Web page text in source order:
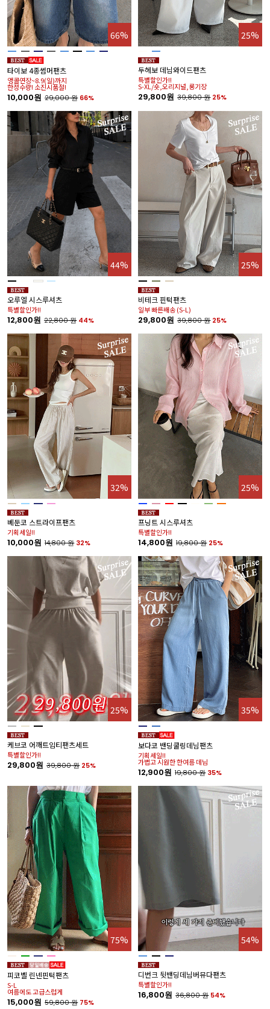
66%
타이보 4종썸머팬츠
앵콜연장~8.9(일)까지
한정수량! 소진시품절!
10,000원 29,000원 66%
25%
두헤보 데님와이드팬츠
특별할인가!!
S-XL/숏,오리지널,롱기장
29,800원 39,800원 25%
44%
오루엘 시스루셔츠
특별할인가!!
12,800원 22,800원 44%
25%
비테크 핀턱팬츠
일부 빠른배송 (S-L)
29,800원 39,800원 25%
32%
베둔코 스트라이프팬츠
기획세일!!
10,000원 14,800원 32%
25%
프닝트 시스루셔츠
특별할인가!!
14,800원 19,800원 25%
25%
케브코 어깨트임티팬츠세트
특별할인가!!
29,800원 39,800원 25%
35%
보다코 밴딩쿨링데님팬츠
기획세일!!
가볍고 시원한 한여름 데님
12,900원 19,800원 35%
75%
피코벨 린넨핀턱팬츠
S-L
여름에도 고급스럽게
15,000원 59,800원 75%
54%
디번크 뒷밴딩데님버뮤다팬츠
특별할인가!!
16,800원 36,800원 54%